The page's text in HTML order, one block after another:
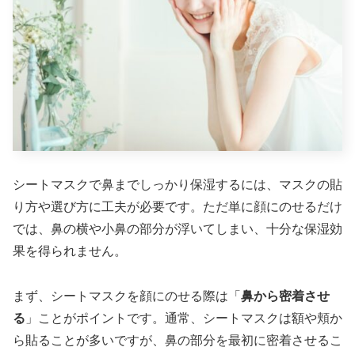
シートマスクで鼻までしっかり保湿するには、マスクの貼
り方や選び方に工夫が必要です。ただ単に顔にのせるだけ
では、鼻の横や小鼻の部分が浮いてしまい、十分な保湿効
果を得られません。
まず、シートマスクを顔にのせる際は「 鼻から密着させ
る 」ことがポイントです。通常、シートマスクは額や頬か
ら貼ることが多いですが、鼻の部分を最初に密着させるこ